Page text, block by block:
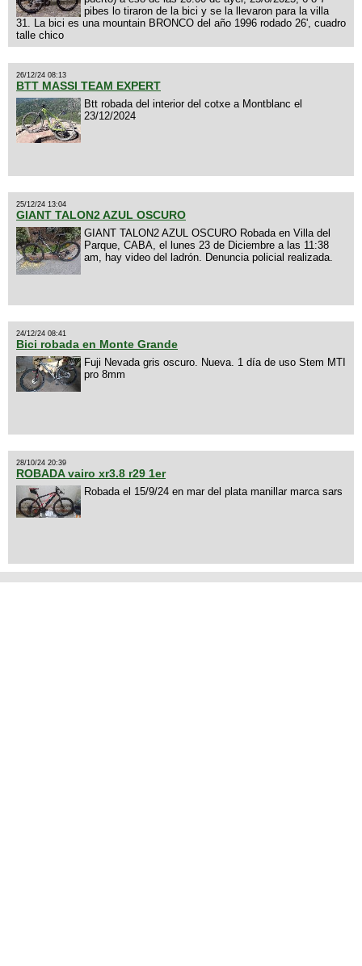
pibes lo tiraron de la bici y se la llevaron para la villa
31. La bici es una mountain BRONCO del año 1996 rodado 26', cuadro
talle chico
26/12/24 08:13
BTT MASSI TEAM EXPERT
Btt robada del interior del cotxe a Montblanc el
23/12/2024
25/12/24 13:04
GIANT TALON2 AZUL OSCURO
GIANT TALON2 AZUL OSCURO Robada en Villa del
Parque, CABA, el lunes 23 de Diciembre a las 11:38
am, hay video del ladrón. Denuncia policial realizada.
24/12/24 08:41
Bici robada en Monte Grande
Fuji Nevada gris oscuro. Nueva. 1 día de uso Stem MTI
pro 8mm
28/10/24 20:39
ROBADA vairo xr3.8 r29 1er
Robada el 15/9/24 en mar del plata manillar marca sars